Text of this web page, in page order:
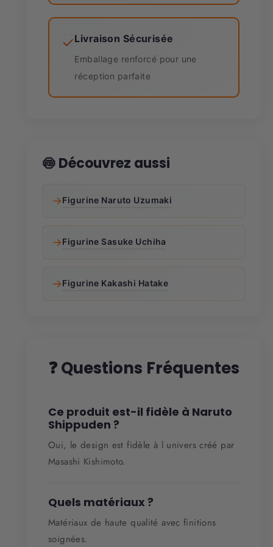
✓Livraison Sécurisée
Emballage renforcé pour une
réception parfaite
🍥 Découvrez aussi
→Figurine Naruto Uzumaki
→Figurine Sasuke Uchiha
→Figurine Kakashi Hatake
❓ Questions Fréquentes
Ce produit est-il fidèle à Naruto
Shippuden ?
Oui, le design est fidèle à l univers créé par
Masashi Kishimoto.
Quels matériaux ?
Matériaux de haute qualité avec finitions
soignées.